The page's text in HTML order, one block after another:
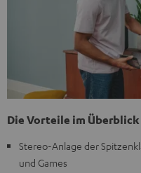
Die Vorteile im Überblick
Stereo-Anlage der
und Games